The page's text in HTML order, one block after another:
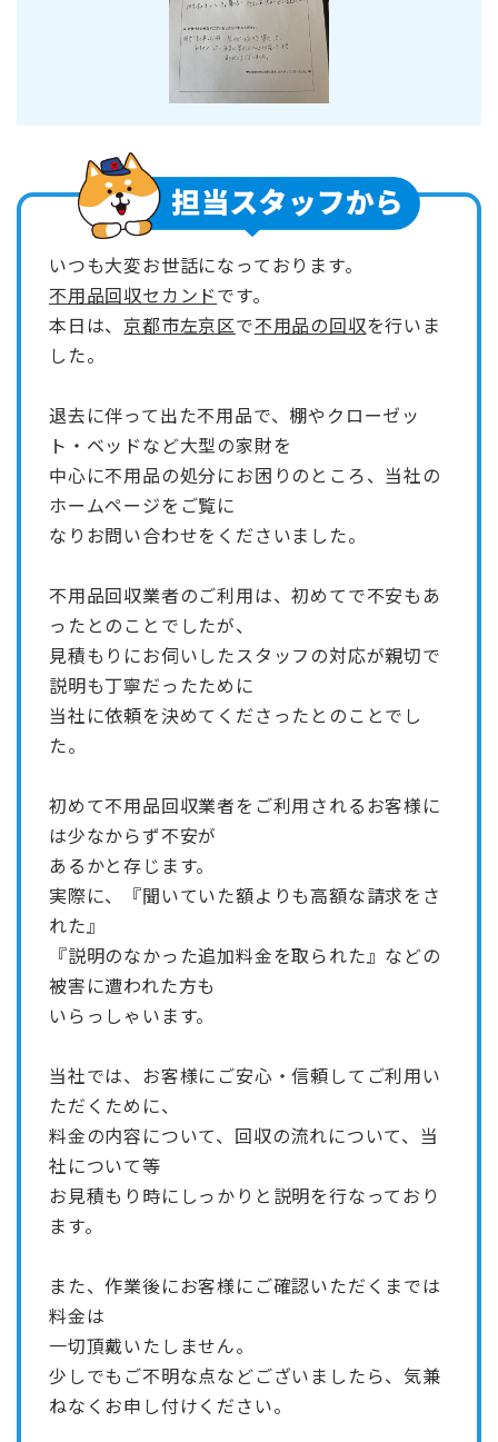
いつも大変お世話になっております。
不用品回収セカンドです。
本日は、京都市左京区で不用品の回収を行いま
した。
退去に伴って出た不用品で、棚やクローゼッ
ト・ベッドなど大型の家財を
中心に不用品の処分にお困りのところ、当社の
ホームページをご覧に
なりお問い合わせをくださいました。
不用品回収業者のご利用は、初めてで不安もあ
ったとのことでしたが、
見積もりにお伺いしたスタッフの対応が親切で
説明も丁寧だったために
当社に依頼を決めてくださったとのことでし
た。
初めて不用品回収業者をご利用されるお客様に
は少なからず不安が
あるかと存じます。
実際に、『聞いていた額よりも高額な請求をさ
れた』
『説明のなかった追加料金を取られた』などの
被害に遭われた方も
いらっしゃいます。
当社では、お客様にご安心・信頼してご利用い
ただくために、
料金の内容について、回収の流れについて、当
社について等
お見積もり時にしっかりと説明を行なっており
ます。
また、作業後にお客様にご確認いただくまでは
料金は
一切頂戴いたしません。
少しでもご不明な点などございましたら、気兼
ねなくお申し付けください。